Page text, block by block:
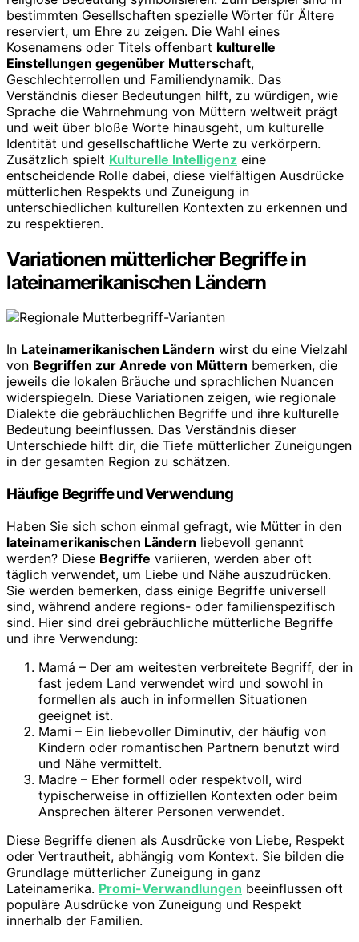
bestimmten Gesellschaften spezielle Wörter für Ältere
reserviert, um Ehre zu zeigen. Die Wahl eines
Kosenamens oder Titels offenbart kulturelle
Einstellungen gegenüber Mutterschaft,
Geschlechterrollen und Familiendynamik. Das
Verständnis dieser Bedeutungen hilft, zu würdigen, wie
Sprache die Wahrnehmung von Müttern weltweit prägt
und weit über bloße Worte hinausgeht, um kulturelle
Identität und gesellschaftliche Werte zu verkörpern.
Zusätzlich spielt Kulturelle Intelligenz eine
entscheidende Rolle dabei, diese vielfältigen Ausdrücke
mütterlichen Respekts und Zuneigung in
unterschiedlichen kulturellen Kontexten zu erkennen und
zu respektieren.
Variationen mütterlicher Begriffe in
lateinamerikanischen Ländern
In Lateinamerikanischen Ländern wirst du eine Vielzahl
von Begriffen zur Anrede von Müttern bemerken, die
jeweils die lokalen Bräuche und sprachlichen Nuancen
widerspiegeln. Diese Variationen zeigen, wie regionale
Dialekte die gebräuchlichen Begriffe und ihre kulturelle
Bedeutung beeinflussen. Das Verständnis dieser
Unterschiede hilft dir, die Tiefe mütterlicher Zuneigungen
in der gesamten Region zu schätzen.
Häufige Begriffe und Verwendung
Haben Sie sich schon einmal gefragt, wie Mütter in den
lateinamerikanischen Ländern liebevoll genannt
werden? Diese Begriffe variieren, werden aber oft
täglich verwendet, um Liebe und Nähe auszudrücken.
Sie werden bemerken, dass einige Begriffe universell
sind, während andere regions- oder familienspezifisch
sind. Hier sind drei gebräuchliche mütterliche Begriffe
und ihre Verwendung:
Mamá – Der am weitesten verbreitete Begriff, der in
fast jedem Land verwendet wird und sowohl in
formellen als auch in informellen Situationen
geeignet ist.
Mami – Ein liebevoller Diminutiv, der häufig von
Kindern oder romantischen Partnern benutzt wird
und Nähe vermittelt.
Madre – Eher formell oder respektvoll, wird
typischerweise in offiziellen Kontexten oder beim
Ansprechen älterer Personen verwendet.
Diese Begriffe dienen als Ausdrücke von Liebe, Respekt
oder Vertrautheit, abhängig vom Kontext. Sie bilden die
Grundlage mütterlicher Zuneigung in ganz
Lateinamerika. Promi-Verwandlungen beeinflussen oft
populäre Ausdrücke von Zuneigung und Respekt
innerhalb der Familien.